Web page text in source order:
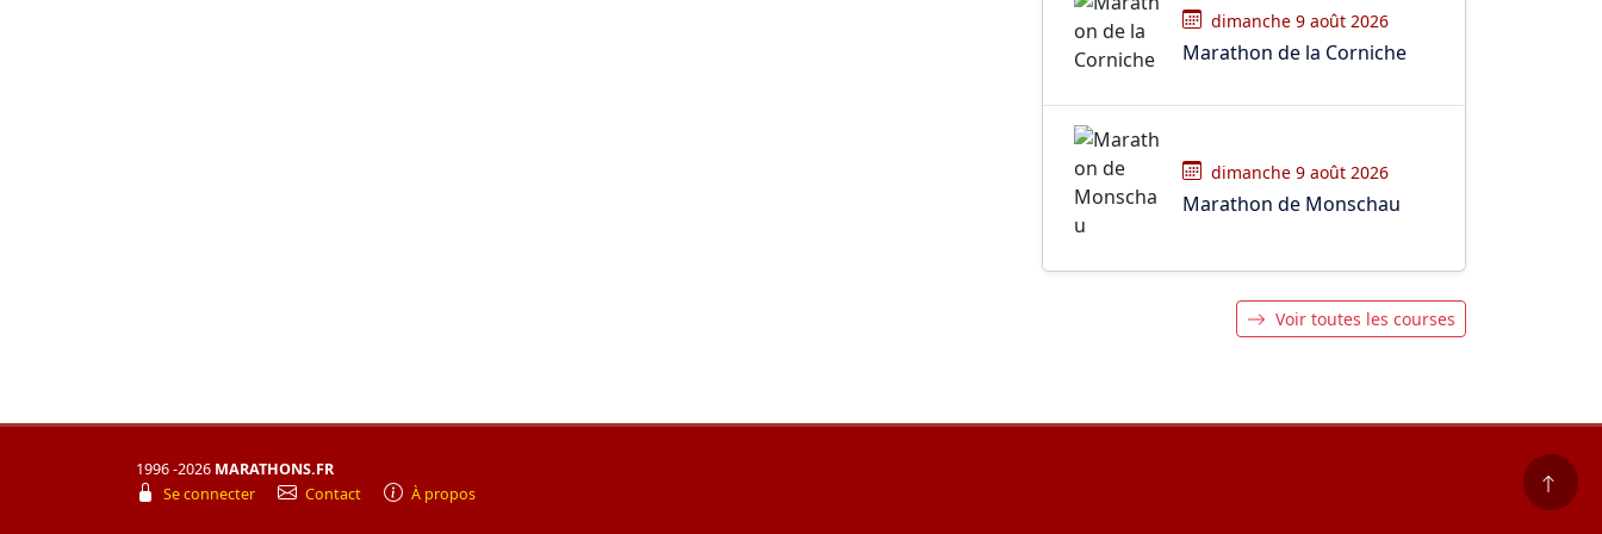
dimanche 9 août 2026
Marathon de la Corniche
dimanche 9 août 2026
Marathon de Monschau
Voir toutes les courses
1996 -2026 MARATHONS.FR
Se connecter
Contact À propos